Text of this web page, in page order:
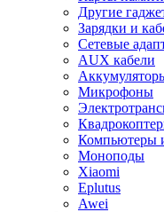
Другие
Зарядки и
Сетевые
AUX кабели
Микрофоны
Компьютеры
Моноподы
Xiaomi
Eplutus
Awei